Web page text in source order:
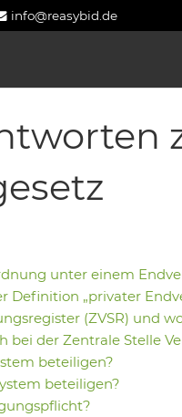
info@reasybid.de
unter einem
Definition „privater
(ZVSR) und
bei der Zentrale Stelle
beteiligen?
beteiligen?